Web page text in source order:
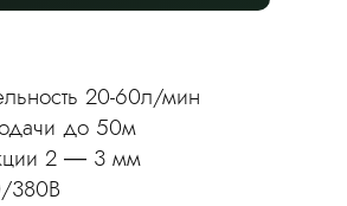
стоимость
сроки
получить20-60л/мин
до 50м
2 — 3 мм
380В